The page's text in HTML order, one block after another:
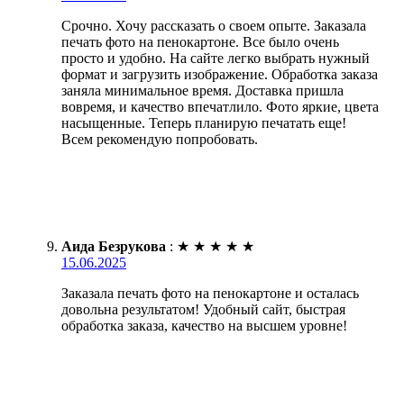
Срочно. Хочу рассказать о своем опыте. Заказала
печать фото на пенокартоне. Все было очень
просто и удобно. На сайте легко выбрать нужный
формат и загрузить изображение. Обработка заказа
заняла минимальное время. Доставка пришла
вовремя, и качество впечатлило. Фото яркие, цвета
насыщенные. Теперь планирую печатать еще!
Всем рекомендую попробовать.
Аида Безрукова : ★ ★ ★ ★ ★
15.06.2025
Заказала печать фото на пенокартоне и осталась
довольна результатом! Удобный сайт, быстрая
обработка заказа, качество на высшем уровне!